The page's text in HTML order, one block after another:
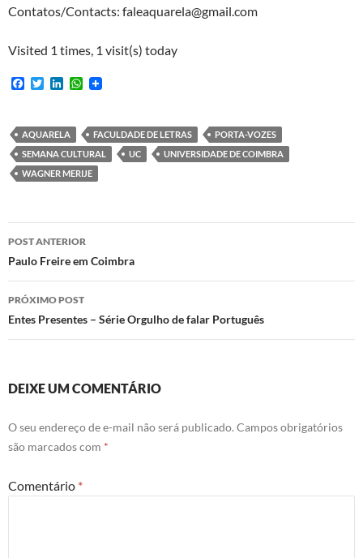
Contatos/Contacts: faleaquarela@gmail.com
Visited 1 times, 1 visit(s) today
F
b
o
o
k
T
t
e
r
e
d
I
n
W
s
A
p
p
AQUARELA FACULDADE DE LETRAS
PORTA-VOZES
SEMANA CULTURAL
UC
UNIVERSIDADE DE COIMBRA
WAGNER MERIJE
Navegação
de
posts
POST ANTERIOR
Paulo Freire em Coimbra
PRÓXIMO POST
Entes Presentes – Série Orgulho de falar Português
DEIXE UM COMENTÁRIO
O seu endereço de e-mail não será publicado. Campos obrigatórios
são marcados com *
Comentário *